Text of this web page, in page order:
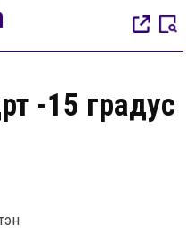
-15 градус